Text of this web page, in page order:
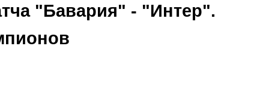
"Бавария" - "Интер".